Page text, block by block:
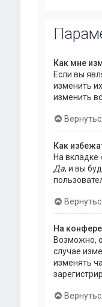
Как мне
Если вы
изменить
изменить
Как
На
Да, и вы
На
Возможно,
случае
изменять